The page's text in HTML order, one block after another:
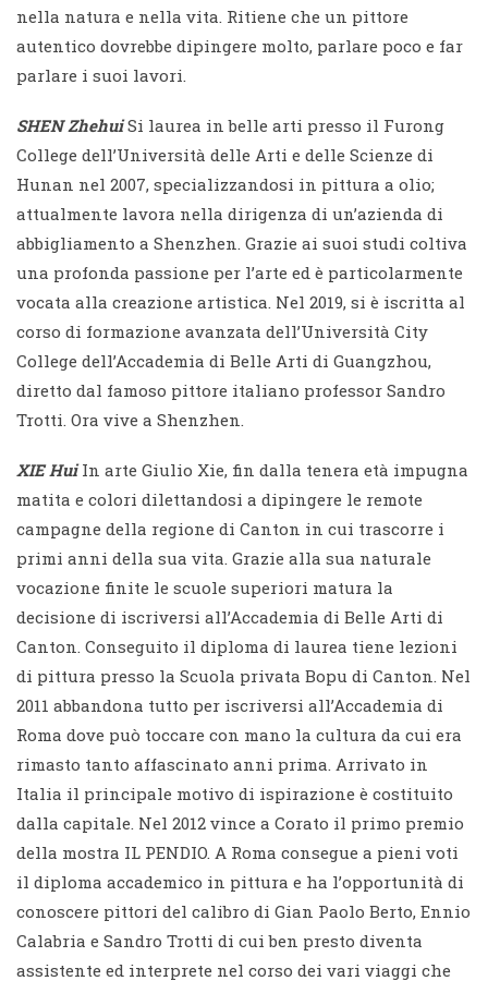
nella natura e nella vita. Ritiene che un pittore
autentico dovrebbe dipingere molto, parlare poco e far
parlare i suoi lavori.
SHEN ZhehuiSi laurea in belle arti presso il Furong
College dell’Università delle Arti e delle Scienze di
Hunan nel 2007, specializzandosi in pittura a olio;
attualmente lavora nella dirigenza di un’azienda di
abbigliamento a Shenzhen. Grazie ai suoi studi coltiva
una profonda passione per l’arte ed è particolarmente
vocata alla creazione artistica. Nel 2019, si è iscritta al
corso di formazione avanzata dell’Università City
College dell’Accademia di Belle Arti di Guangzhou,
diretto dal famoso pittore italiano professor Sandro
Trotti. Ora vive a Shenzhen.
XIE HuiIn arte Giulio Xie, fin dalla tenera età impugna
matita e colori dilettandosi a dipingere le remote
campagne della regione di Canton in cui trascorre i
primi anni della sua vita. Grazie alla sua naturale
vocazione finite le scuole superiori matura la
decisione di iscriversi all’Accademia di Belle Arti di
Canton. Conseguito il diploma di laurea tiene lezioni
di pittura presso la Scuola privata Bopu di Canton. Nel
2011 abbandona tutto per iscriversi all’Accademia di
Roma dove può toccare con mano la cultura da cui era
rimasto tanto affascinato anni prima. Arrivato in
Italia il principale motivo di ispirazione è costituito
dalla capitale. Nel 2012 vince a Corato il primo premio
della mostra IL PENDIO. A Roma consegue a pieni voti
il diploma accademico in pittura e ha l’opportunità di
conoscere pittori del calibro di Gian Paolo Berto, Ennio
Calabria e Sandro Trotti di cui ben presto diventa
assistente ed interprete nel corso dei vari viaggi che